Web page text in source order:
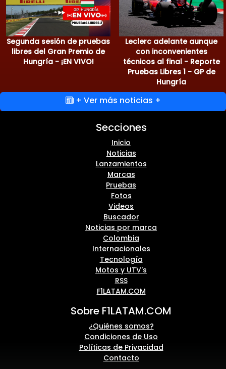
Segunda sesión de pruebas
libres del Gran Premio de
Hungría - ¡EN VIVO!
Leclerc adelante aunque
con inconvenientes
técnicos al final - Reporte
Pruebas Libres 1 - GP de
Hungría
+ Ver más noticias +
Secciones
Inicio
Noticias
Lanzamientos
Marcas
Pruebas
Fotos
Videos
Buscador
Noticias por marca
Colombia
Internacionales
Tecnología
Motos y UTV's
RSS
F1LATAM.COM
Sobre F1LATAM.COM
¿Quiénes somos?
Condiciones de Uso
Políticas de Privacidad
Contacto